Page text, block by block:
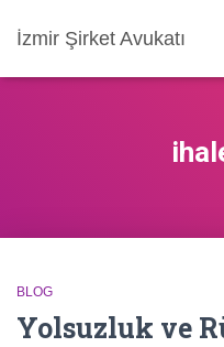
İzmir Şirket Avukatı
BLOG
Yolsuzluk ve